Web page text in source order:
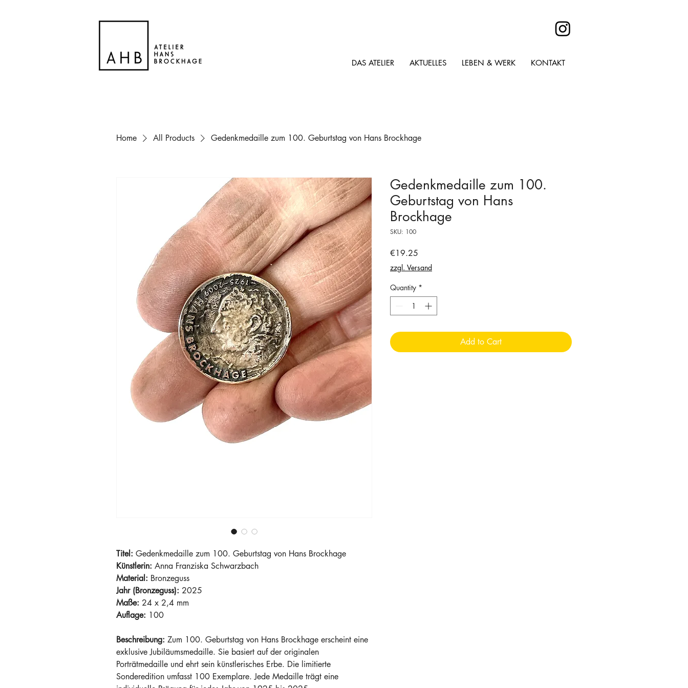
DAS ATELIER AKTUELLES LEBEN & WERK KONTAKT
Home All Products Gedenkmedaille zum 100. Geburtstag von Hans Brockhage
Titel: Gedenkmedaille zum 100. Geburtstag von Hans Brockhage
Künstlerin: Anna Franziska Schwarzbach
Material: Bronzeguss
Jahr (Bronzeguss): 2025
Maße: 24 x 2,4 mm
Auflage: 100
Beschreibung: Zum 100. Geburtstag von Hans Brockhage erscheint eine
exklusive Jubiläumsmedaille. Sie basiert auf der originalen
Porträtmedaille und ehrt sein künstlerisches Erbe. Die limitierte
Sonderedition umfasst 100 Exemplare. Jede Medaille trägt eine
Gedenkmedaille zum 100.
Geburtstag von Hans
Brockhage
SKU: 100
€19.25
zzgl. Versand
Quantity *
Add to Cart